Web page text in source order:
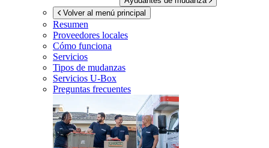
Volver al menú principal
Resumen
Proveedores locales
Cómo funciona
Servicios
Tipos de mudanzas
Servicios U-Box
Preguntas frecuentes